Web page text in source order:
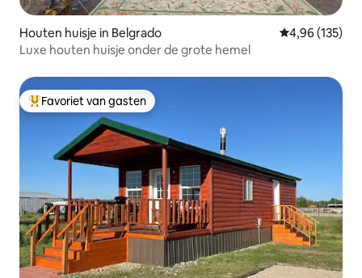
Houten huisje in Belgrado Gemiddelde
4,96 (135)
Luxe houten huisje onder de grote hemel
Topfavoriet van gasten
Favoriet van gasten